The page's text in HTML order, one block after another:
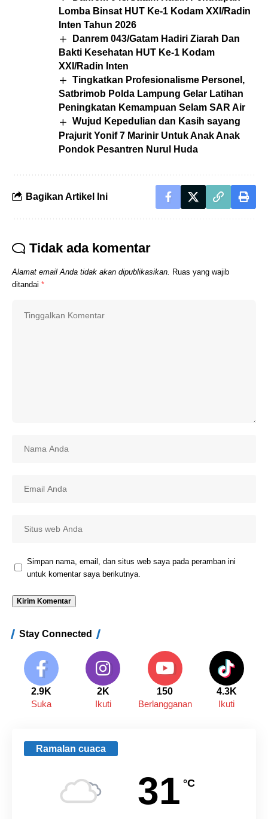
Lomba Binsat HUT Ke-1 Kodam XXI/Radin
Inten Tahun 2026
Danrem 043/Gatam Hadiri Ziarah Dan
Bakti Kesehatan HUT Ke-1 Kodam
XXI/Radin Inten
Tingkatkan Profesionalisme Personel,
Satbrimob Polda Lampung Gelar Latihan
Peningkatan Kemampuan Selam SAR Air
Wujud Kepedulian dan Kasih sayang
Prajurit Yonif 7 Marinir Untuk Anak Anak
Pondok Pesantren Nurul Huda
Bagikan Artikel Ini
Tidak ada komentar
Alamat email Anda tidak akan dipublikasikan. Ruas yang wajib
ditandai *
Simpan nama, email, dan situs web saya pada peramban ini
untuk komentar saya berikutnya.
Stay Connected
2.9K
Suka
2K
Ikuti
150
Berlangganan
4.3K
Ikuti
Ramalan cuaca
31 °C